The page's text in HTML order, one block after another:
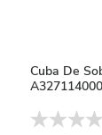
Cuba De
A327114000